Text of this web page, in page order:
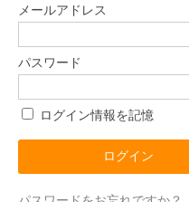
メールアドレス
パスワード
ログイン情報を記憶